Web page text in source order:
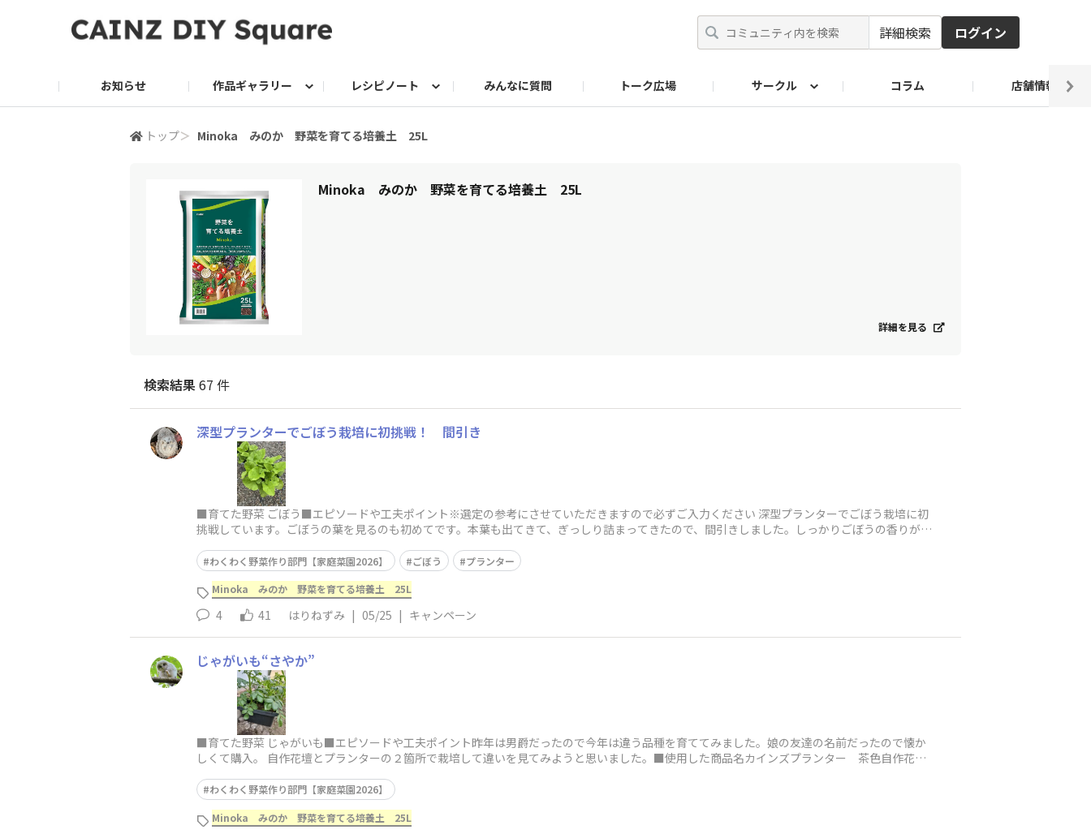
詳細検索 ログイン
お知らせ 作品ギャラリー レシピノート
クッキング レシピ
みんなに質問 トーク広場 サークル コラム 店舗情報
トップ＞ Minoka みのか 野菜を育てる培養土 25L
Minoka みのか 野菜を育てる培養土 25L
詳細を見る
検索結果67 件
深型プランターでごぼう栽培に初挑戦！ 間引き
■育てた野菜 ごぼう■エピソードや工夫ポイント※選定の参考にさせていただきますので必ずご入力ください 深型プランターでごぼう栽培に初
挑戦しています。ごぼうの葉を見るのも初めてです。本葉も出てきて、ぎっしり詰まってきたので、間引きしました。しっかりごぼうの香りがし
わくわく野菜作り部門【家庭菜園2026】 ごぼう プランター
Minoka みのか 野菜を育てる培養土 25L
4 41 はりねずみ | 05/25 | キャンペーン
じゃがいも“さやか”
■育てた野菜 じゃがいも■エピソードや工夫ポイント昨年は男爵だったので今年は違う品種を育ててみました。娘の友達の名前だったので懐か
しくて購入。 自作花壇とプランターの２箇所で栽培して違いを見てみようと思いました。■使用した商品名カインズプランター 茶色自作花壇
わくわく野菜作り部門【家庭菜園2026】
Minoka みのか 野菜を育てる培養土 25L